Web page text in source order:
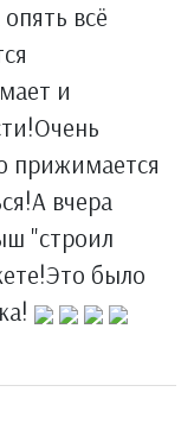
всё
и
прижимается
вчера
"строил
было